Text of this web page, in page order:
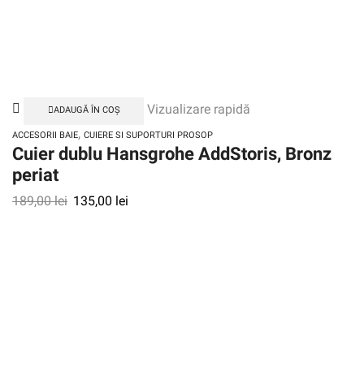
ADAUGĂ ÎN COȘ Vizualizare rapidă
ACCESORII BAIE, CUIERE SI SUPORTURI PROSOP
Cuier dublu Hansgrohe AddStoris, Bronz
periat
189,00lei 135,00 lei